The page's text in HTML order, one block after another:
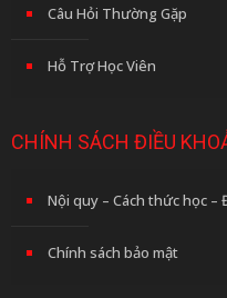
Câu Hỏi Thường Gặp
Hỗ Trợ Học Viên
CHÍNH SÁCH ĐIỀU
Nội quy – Cách thức học –
Chính sách bảo mật